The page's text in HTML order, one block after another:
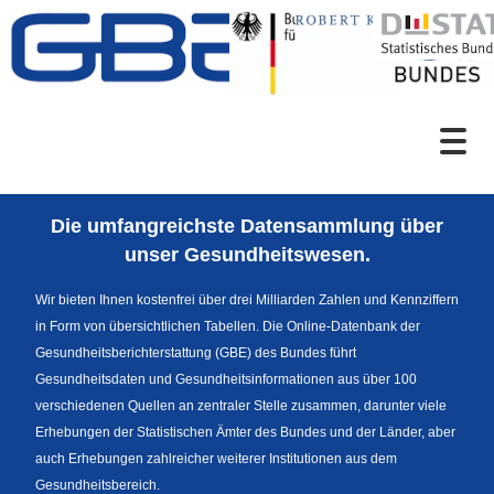
Zum Inhalt
Sprachumschaltung
Die umfangreichste Datensammlung über
unser Gesundheitswesen.
Wir bieten Ihnen kostenfrei über drei Milliarden Zahlen und Kennziffern
in Form von übersichtlichen Tabellen. Die Online-Datenbank der
Gesundheitsberichterstattung (GBE) des Bundes führt
Gesundheitsdaten und Gesundheitsinformationen aus über 100
verschiedenen Quellen an zentraler Stelle zusammen, darunter viele
Erhebungen der Statistischen Ämter des Bundes und der Länder, aber
auch Erhebungen zahlreicher weiterer Institutionen aus dem
Gesundheitsbereich.